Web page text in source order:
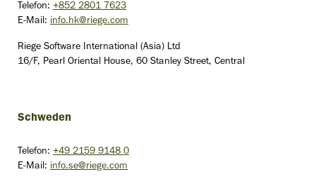
Telefon: +852 2801 7623
E-Mail: info.hk@riege.com
Riege Software International (Asia) Ltd
16/F, Pearl Oriental House, 60 Stanley Street, Central
Schweden
Telefon: +49 2159 9148 0
E-Mail: info.se@riege.com